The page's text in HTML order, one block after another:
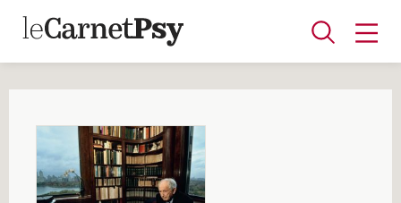
Articles
A la une
Adolescence
Dispositif
Enfance
Périnatalité
Psychanalyse
Psychopathologie
Soin